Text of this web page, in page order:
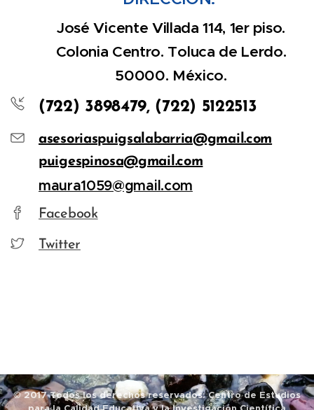
José Vicente Villada 114, 1er piso.
Colonia Centro. Toluca de Lerdo.
50000. México.
(722) 3898479, (722) 5122513
asesoriaspuigsalabarria@gmail.com
puigespinosa@gmail.com
maura1059@gmail.com
Facebook
Twitter
© 2017 Todos los derechos reservados: Centro de Estudios